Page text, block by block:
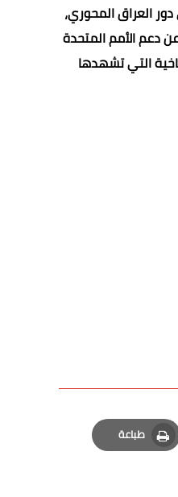
العراق المحوري،
دعم الأمم المتحدة
التي تشهدها
طباعة
Print